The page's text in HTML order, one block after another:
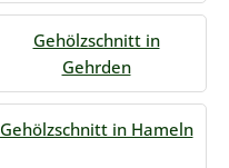
Gehölzschnitt in
Gehrden
Gehölzschnitt in Hameln